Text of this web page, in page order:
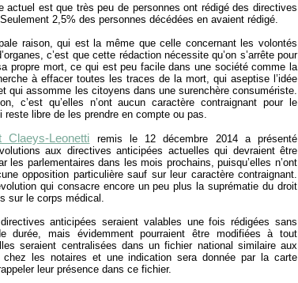
actuel est que très peu de personnes ont rédigé des directives
2,5% des personnes décédées en avaient rédigé.
raison, qui est la même que celle concernant les volontés
c’est que cette rédaction nécessite qu’on s’arrête pour
propre mort, ce qui est peu facile dans une société comme la
à effacer toutes les traces de la mort, qui aseptise l’idée
qui assomme les citoyens dans une surenchère consumériste.
c’est qu’elles n’ont aucun caractère contraignant pour le
reste libre de les prendre en compte ou pas.
Claeys-Leonetti remis le 12 décembre 2014 a présenté
aux directives anticipées actuelles qui devraient être
les parlementaires dans les mois prochains, puisqu’elles n’ont
opposition particulière sauf sur leur caractère contraignant.
qui consacre encore un peu plus la suprématie du droit
sur le corps médical.
anticipées seraient valables une fois rédigées sans
durée, mais évidemment pourraient être modifiées à tout
seraient centralisées dans un fichier national similaire aux
chez les notaires et une indication sera donnée par la carte
leur présence dans ce fichier.